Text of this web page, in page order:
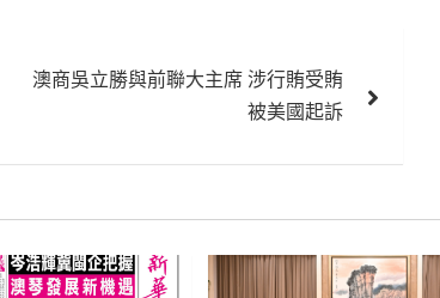
澳商吳立勝與前聯大主席 涉行賄受賄
被美國起訴